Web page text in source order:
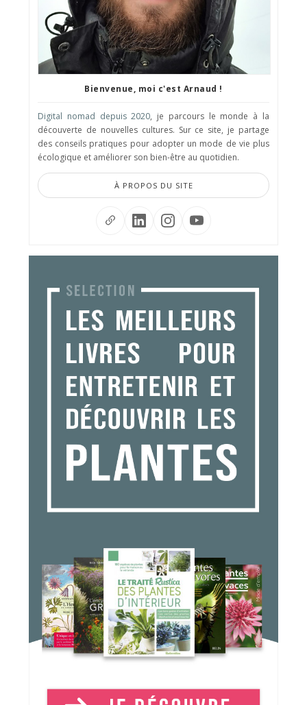
Bienvenue, moi c'est Arnaud !
Digital nomad depuis 2020, je parcours le monde à la
découverte de nouvelles cultures. Sur ce site, je partage
des conseils pratiques pour adopter un mode de vie plus
écologique et améliorer son bien-être au quotidien.
À PROPOS DU SITE